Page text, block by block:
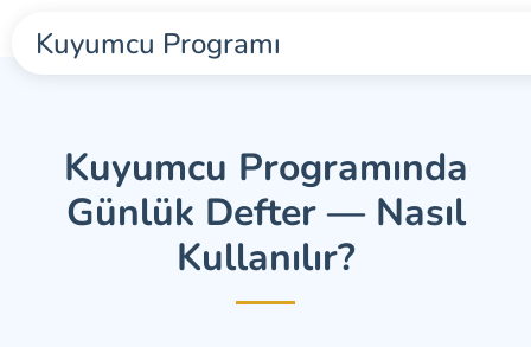
Kuyumcu Programı
Kuyumcu Programında
Günlük Defter — Nasıl
Kullanılır?